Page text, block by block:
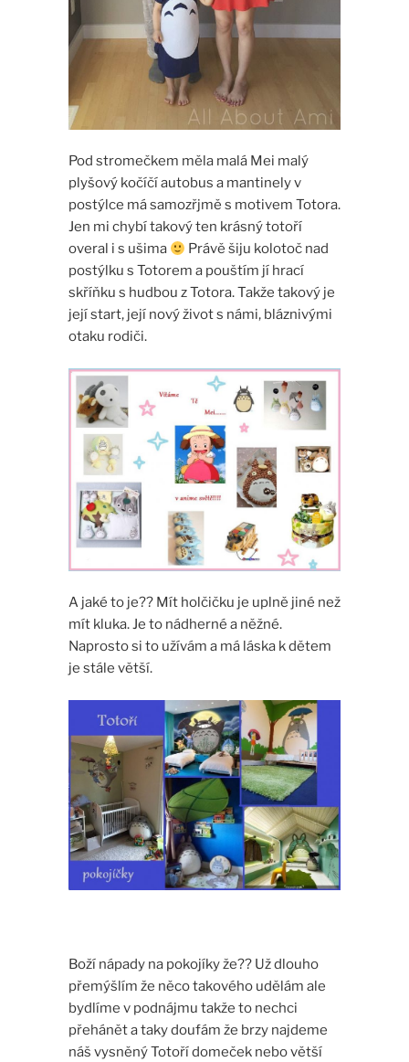
Pod stromečkem měla malá Mei malý
plyšový kočíčí autobus a mantinely v
postýlce má samozřjmě s motivem Totora.
Jen mi chybí takový ten krásný totoří
overal i s ušima
Právě šiju kolotoč nad
postýlku s Totorem a pouštím jí hrací
skříňku s hudbou z Totora. Takže takový je
její start, její nový život s námi, bláznivými
otaku rodiči.
A jaké to je?? Mít holčičku je uplně jiné než
mít kluka. Je to nádherné a něžné.
Naprosto si to užívám a má láska k dětem
je stále větší.
Boží nápady na pokojíky že?? Už dlouho
přemýšlím že něco takového udělám ale
bydlíme v podnájmu takže to nechci
přehánět a taky doufám že brzy najdeme
náš vysněný Totoří domeček nebo větší